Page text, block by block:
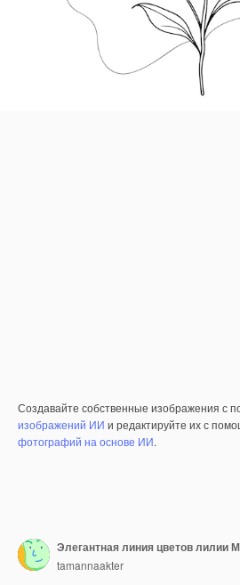
Создавайте собственные изображения с
изображений ИИ и редактируйте их с
фотографий на основе ИИ.
tamannaakter